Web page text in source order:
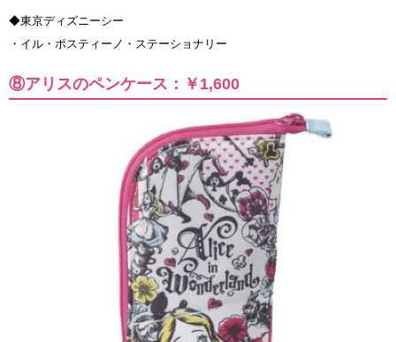
◆東京ディズニーシー
・イル・ポスティーノ・ステーショナリー
⑧アリスのペンケース：￥1,600